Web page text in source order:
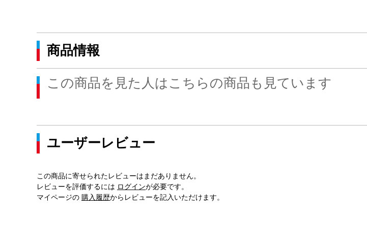
商品情報
この商品を見た人はこちらの商品も見ています
ユーザーレビュー
この商品に寄せられたレビューはまだありません。
レビューを評価するには ログインが必要です。
マイページの 購入履歴からレビューを記入いただけます。